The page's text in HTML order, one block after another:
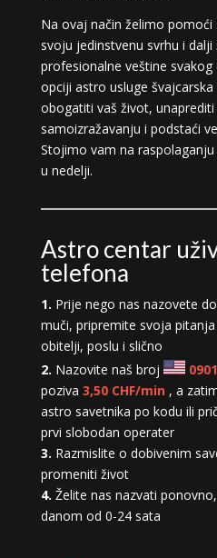
Na ovaj način želimo
svoju jedinstvenu svrhu i
profesionalne veštine
opciji astro usluge
obogatiti vaš život,
samoizražavanju i podstaći
Stojimo vam na
u nedelji.
Astro centar
telefona
1. Prije nego nas nazovete
muči, pripremite svoja
obitelji, poslu i slično
2. Nazovite naš broj
poziva 3,50 CHF/min , a
astro savetnika po kodu ili
prvi slobodan operater
3. Razmislite o dobivenim
promeniti život
4. Želite nas nazvati
danom od 0-24 sata